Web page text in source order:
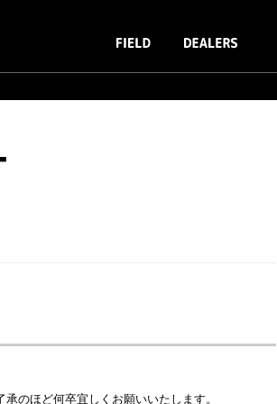
のほど何卒宜しくお願いいたします。